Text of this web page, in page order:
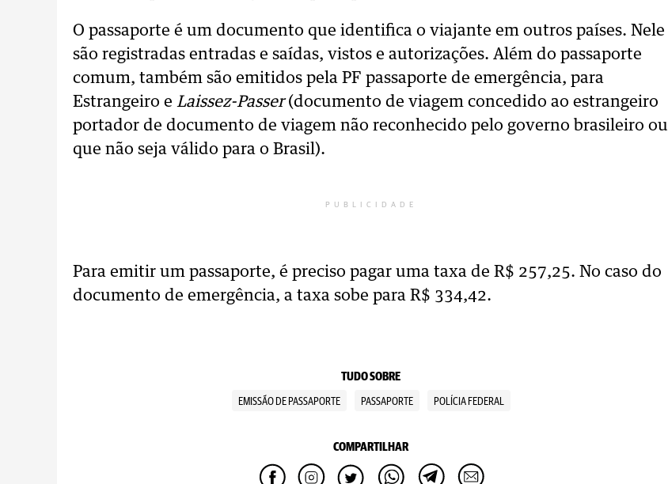
O passaporte é um documento que identifica o viajante em outros países. Nele
são registradas entradas e saídas, vistos e autorizações. Além do passaporte
comum, também são emitidos pela PF passaporte de emergência, para
Estrangeiro e Laissez-Passer(documento de viagem concedido ao estrangeiro
portador de documento de viagem não reconhecido pelo governo brasileiro ou
que não seja válido para o Brasil).
PUBLICIDADE
Para emitir um passaporte, é preciso pagar uma taxa de R$ 257,25. No caso do
documento de emergência, a taxa sobe para R$ 334,42.
TUDO SOBRE
EMISSÃO DE PASSAPORTE PASSAPORTE POLÍCIA FEDERAL
COMPARTILHAR